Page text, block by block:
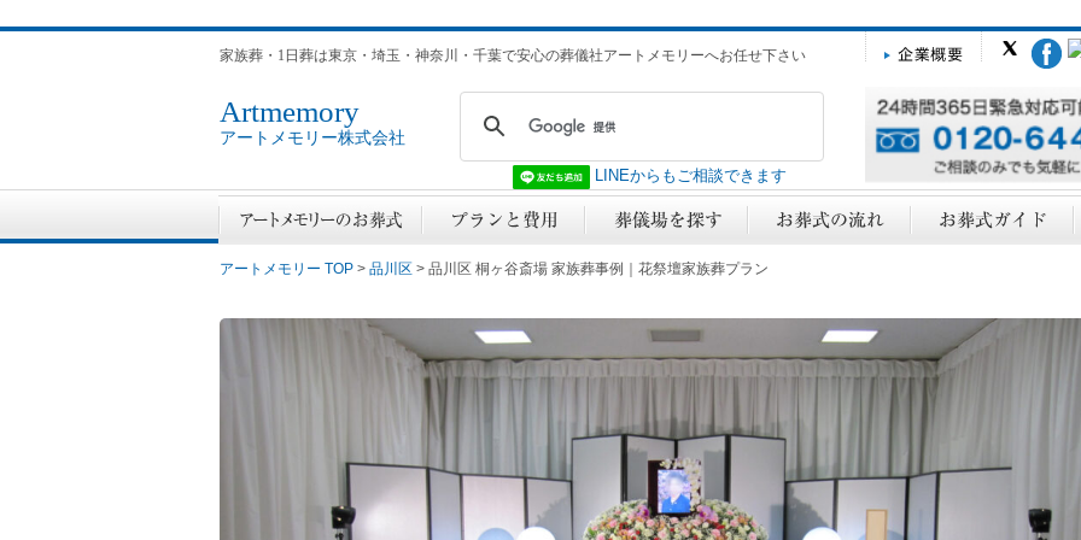
家族葬・1日葬は東京・埼玉・神奈川・千葉で安心の葬儀社アートメモリーへお任せ下さい
Artmemory
アートメモリー株式会社
LINEからもご相談できます
アートメモリー TOP > 品川区 > 品川区 桐ヶ谷斎場 家族葬事例｜花祭壇家族葬プラン